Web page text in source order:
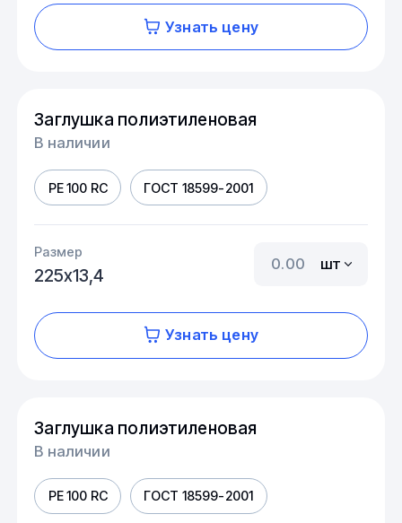
Узнать цену
Заглушка полиэтиленовая
В наличии
PE 100 RC ГОСТ 18599-2001
Размер
225х13,4
шт
Узнать цену
Заглушка полиэтиленовая
В наличии
PE 100 RC ГОСТ 18599-2001